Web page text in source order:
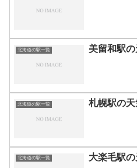
北海道の駅一覧 美留和駅
北海道の駅一覧 札幌駅の
北海道の駅一覧 大楽毛駅